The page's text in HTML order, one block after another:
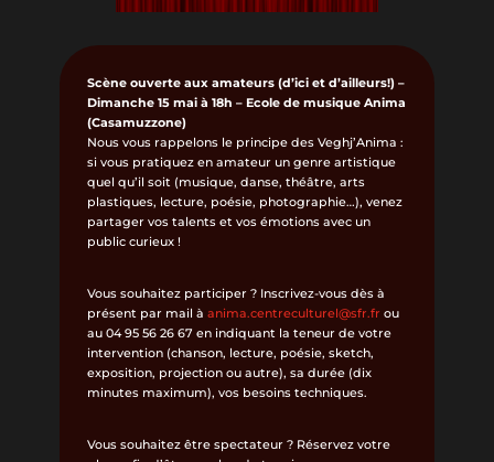
Scène ouverte aux amateurs (d’ici et d’ailleurs!) –
Dimanche 15 mai à 18h – Ecole de musique Anima
(Casamuzzone)
Nous vous rappelons le principe des Veghj’Anima :
si vous pratiquez en amateur un genre artistique
quel qu’il soit (musique, danse, théâtre, arts
plastiques, lecture, poésie, photographie…), venez
partager vos talents et vos émotions avec un
public curieux !
Vous souhaitez participer ? Inscrivez-vous dès à
présent par mail à anima.centreculturel@sfr.fr ou
au 04 95 56 26 67 en indiquant la teneur de votre
intervention (chanson, lecture, poésie, sketch,
exposition, projection ou autre), sa durée (dix
minutes maximum), vos besoins techniques.
Vous souhaitez être spectateur ? Réservez votre